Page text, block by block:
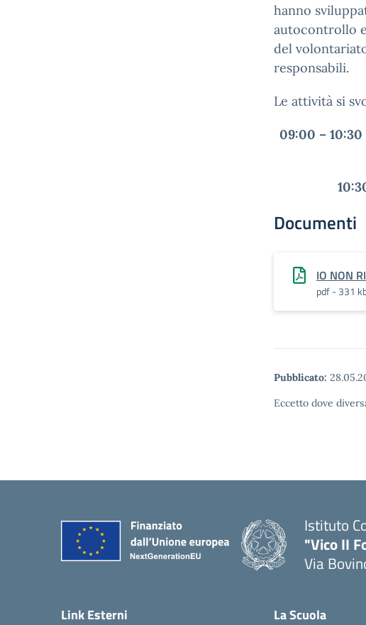
hanno
autocontrollo
del
responsabili.
Le attività si
09:00 –
Documenti
IO NON
pdf - 331
Pubblicato:
Eccetto dove
Istituto
"Vico II
Via
Link Esterni La Scuola